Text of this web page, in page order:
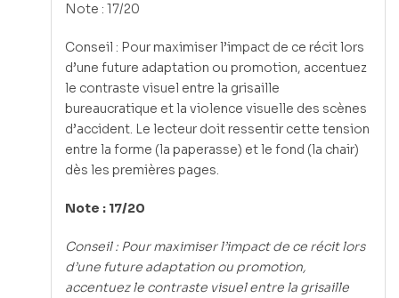
Note : 17/20
Conseil : Pour maximiser l’impact de ce récit lors
d’une future adaptation ou promotion, accentuez
le contraste visuel entre la grisaille
bureaucratique et la violence visuelle des scènes
d’accident. Le lecteur doit ressentir cette tension
entre la forme (la paperasse) et le fond (la chair)
dès les premières pages.
Note : 17/20
Conseil : Pour maximiser l’impact de ce récit lors
d’une future adaptation ou promotion,
accentuez le contraste visuel entre la grisaille